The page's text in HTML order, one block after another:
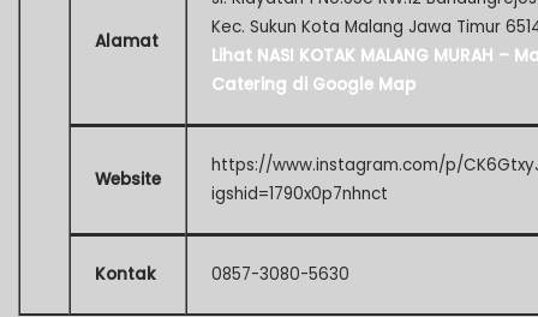
Alamat
Kec. Sukun Kota Malang Jawa Timur
Lihat NASI KOTAK MALANG MURAH –
Catering di Google Map
Website
https://www.instagram.com/p/
igshid=1790x0p7nhnct
Kontak 0857-3080-5630